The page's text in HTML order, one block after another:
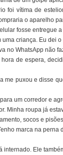
foi vítima de
o aparelho
fosse entregue
criança. Eu dei
no WhatsApp não
de espera,
me puxou e disse
um corredor e
Minha roupa já
socos e
marca na
internado. Ele